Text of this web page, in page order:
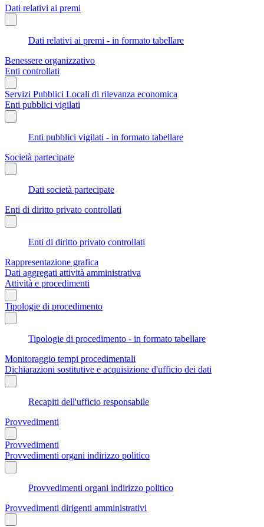
Dati relativi ai premi
Dati relativi ai premi - in formato tabellare
Benessere organizzativo
Enti controllati
Servizi Pubblici Locali di rilevanza economica
Enti pubblici vigilati
Enti pubblici vigilati - in formato tabellare
Società partecipate
Dati società partecipate
Enti di diritto privato controllati
Enti di diritto privato controllati
Rappresentazione grafica
Dati aggregati attività amministrativa
Attività e procedimenti
Tipologie di procedimento
Tipologie di procedimento - in formato tabellare
Monitoraggio tempi procedimentali
Dichiarazioni sostitutive e acquisizione d'ufficio dei dati
Recapiti dell'ufficio responsabile
Provvedimenti
Provvedimenti
Provvedimenti organi indirizzo politico
Provvedimenti organi indirizzo politico
Provvedimenti dirigenti amministrativi